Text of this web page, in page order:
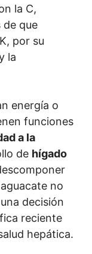
la C,
de que
por su
la
energía o
funciones
a la
de hígado
no
decisión
reciente
hepática.